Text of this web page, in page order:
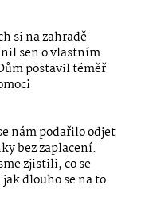
si na zahradě
sen o vlastním
postavil téměř
nám podařilo odjet
bez zaplacení.
zjistili, co se
jak dlouho se na to